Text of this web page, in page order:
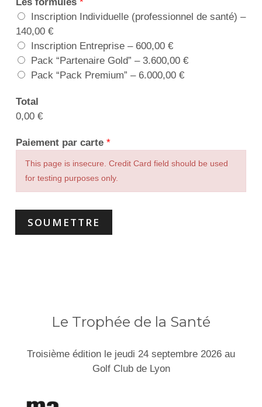
Inscription Individuelle (professionnel de santé) –
140,00 €
Inscription Entreprise – 600,00 €
Pack “Partenaire Gold” –3.600,00 €
Pack “Pack Premium” – 6.000,00 €
Total
0,00 €
Paiement par carte*
This page is insecure. Credit Card field should be used
for testing purposes only.
SOUMETTRE
Le Trophée de la Santé
Troisième édition le jeudi 24 septembre 2026 au
Golf Club de Lyon